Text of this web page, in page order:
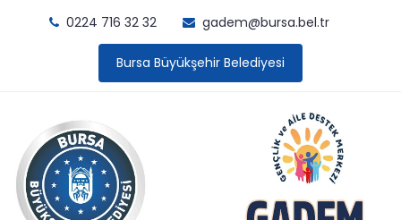
0224 716 32 32 gadem@bursa.bel.tr
Bursa Büyükşehir Belediyesi